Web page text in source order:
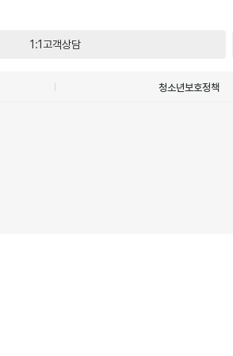
1:1고객상담
청소년보호정책